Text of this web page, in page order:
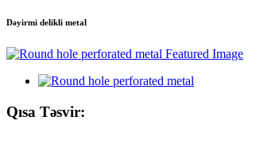
Dəyirmi delikli metal
Qısa Təsvir: